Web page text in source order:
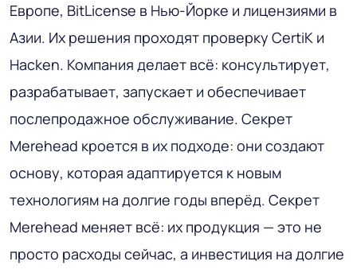
Европе, BitLicense в Нью-Йорке и лицензиями в
Азии. Их решения проходят проверку CertiK и
Hacken. Компания делает всё: консультирует,
разрабатывает, запускает и обеспечивает
послепродажное обслуживание. Секрет
Merehead кроется в их подходе: они создают
основу, которая адаптируется к новым
технологиям на долгие годы вперёд. Секрет
Merehead меняет всё: их продукция — это не
просто расходы сейчас, а инвестиция на долгие